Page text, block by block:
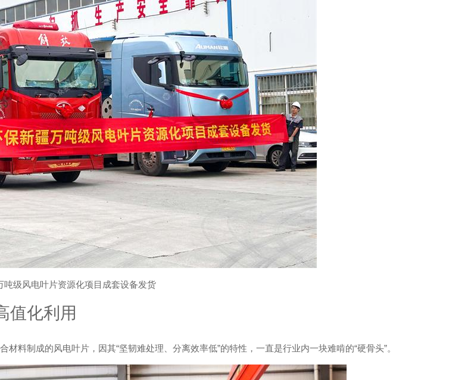
吨级风电叶片资源化项目成套设备发货
值化利用
料制成的风电叶片，因其“坚韧难处理、分离效率低”的特性，一直是行业内一块难啃的“硬骨头”。